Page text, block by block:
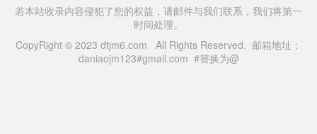
若本站收录内容侵犯了您的权益，请邮件与我们联系，我们将第一
时间处理。
CopyRight © 2023 dtjm6.com All Rights Reserved. 邮箱地址：
daniaojm123#gmail.com #替换为@